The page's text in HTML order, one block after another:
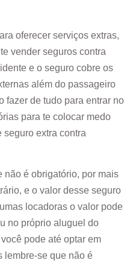
oferecer serviços extras,
vender seguros contra
e o seguro cobre os
além do passageiro
fazer de tudo para entrar no
para te colocar medo
seguro extra contra
não é obrigatório, por mais
e o valor desse seguro
locadoras o valor pode
no próprio aluguel do
pode até optar em
lembre-se que não é